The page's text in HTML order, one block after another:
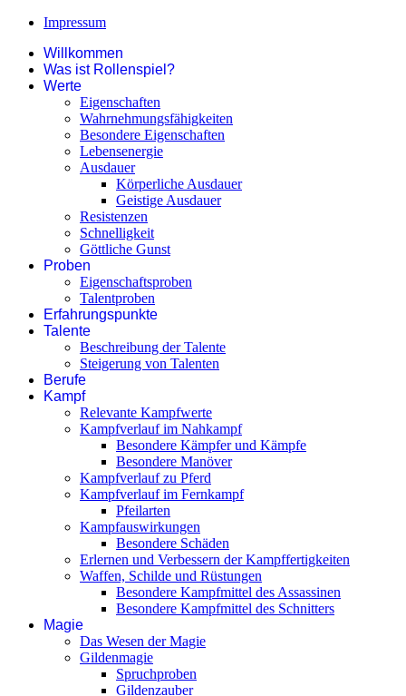
Impressum
Willkommen
Was ist Rollenspiel?
Werte
Eigenschaften
Wahrnehmungsfähigkeiten
Besondere Eigenschaften
Lebensenergie
Ausdauer
Körperliche Ausdauer
Geistige Ausdauer
Resistenzen
Schnelligkeit
Göttliche Gunst
Proben
Eigenschaftsproben
Talentproben
Erfahrungspunkte
Talente
Beschreibung der Talente
Steigerung von Talenten
Berufe
Kampf
Relevante Kampfwerte
Kampfverlauf im Nahkampf
Besondere Kämpfer und Kämpfe
Besondere Manöver
Kampfverlauf zu Pferd
Kampfverlauf im Fernkampf
Pfeilarten
Kampfauswirkungen
Besondere Schäden
Erlernen und Verbessern der Kampffertigkeiten
Waffen, Schilde und Rüstungen
Besondere Kampfmittel des Assassinen
Besondere Kampfmittel des Schnitters
Magie
Das Wesen der Magie
Gildenmagie
Spruchproben
Gildenzauber